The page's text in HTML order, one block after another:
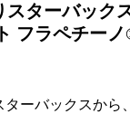
スターバック
フラペチー
ターバックスから